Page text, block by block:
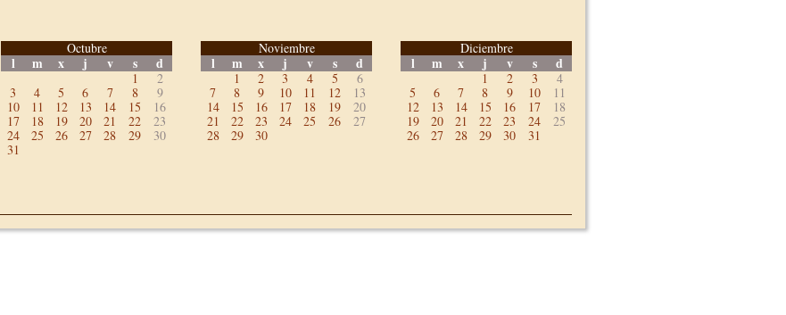
Octubre
l m x j v s d
1
2
3
4 5 6 7 8
9
10
11 12 13 14 15
16
17
18 19 20 21 22
23
24
25 26 27 28 29
30
31
Noviembre
l m x j v s d
1 2 3 4 5
6
7
8 9 10 11 12
13
14
15 16 17 18 19
20
21
22 23 24 25 26
27
28
29 30
Diciembre
l m x j v s d
1 2 3
4
5
6 7 8 9 10
11
12
13 14 15 16 17
18
19
20 21 22 23 24
25
26
27 28 29 30 31